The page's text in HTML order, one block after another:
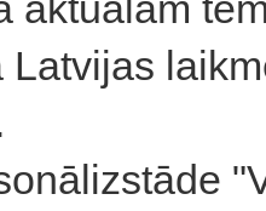
Latvijas